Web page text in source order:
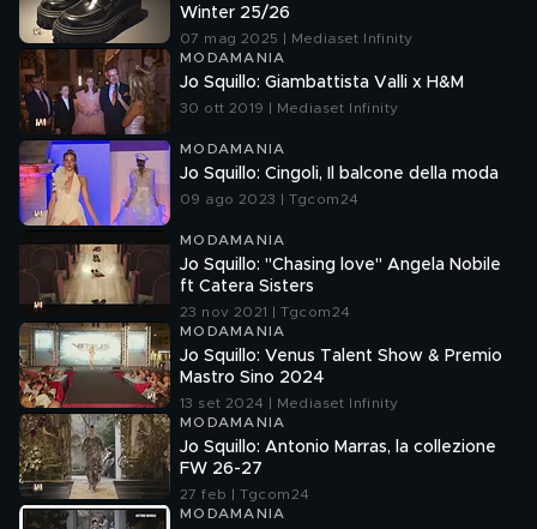
Winter 25/26
07 mag 2025 | Mediaset Infinity
MODAMANIA
Jo Squillo: Giambattista Valli x H&M
30 ott 2019 | Mediaset Infinity
MODAMANIA
Jo Squillo: Cingoli, Il balcone della moda
09 ago 2023 | Tgcom24
MODAMANIA
Jo Squillo: "Chasing love" Angela Nobile
ft Catera Sisters
23 nov 2021 | Tgcom24
MODAMANIA
Jo Squillo: Venus Talent Show & Premio
Mastro Sino 2024
13 set 2024 | Mediaset Infinity
MODAMANIA
Jo Squillo: Antonio Marras, la collezione
FW 26-27
27 feb | Tgcom24
MODAMANIA